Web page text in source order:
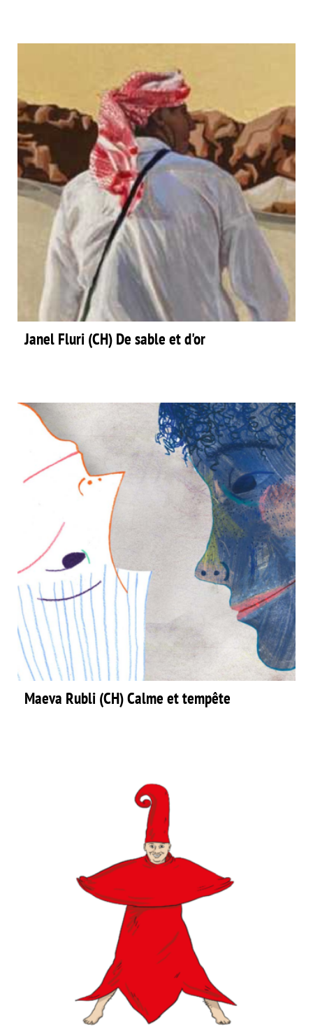
Janel Fluri (CH) De sable et d'or
Maeva Rubli (CH) Calme et tempête